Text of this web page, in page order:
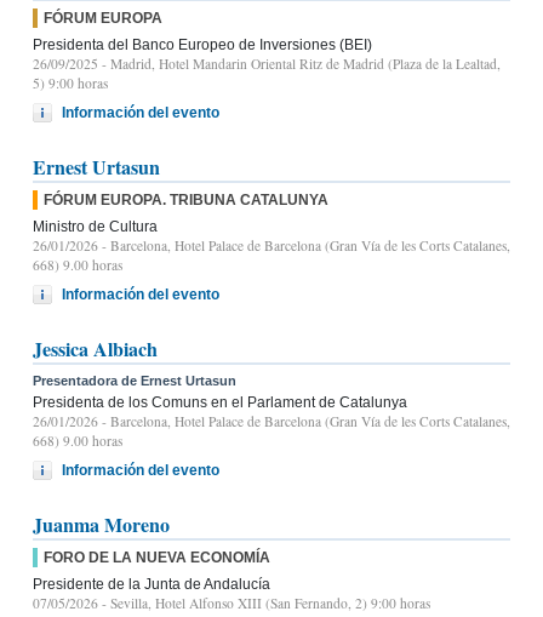
FÓRUM EUROPA
Presidenta del Banco Europeo de Inversiones (BEI)
26/09/2025 - Madrid, Hotel Mandarin Oriental Ritz de Madrid (Plaza de la Lealtad,
5) 9:00 horas
Información del evento
Ernest Urtasun
FÓRUM EUROPA. TRIBUNA CATALUNYA
Ministro de Cultura
26/01/2026 - Barcelona, Hotel Palace de Barcelona (Gran Vía de les Corts Catalanes,
668) 9.00 horas
Información del evento
Jessica Albiach
Presentadora de Ernest Urtasun
Presidenta de los Comuns en el Parlament de Catalunya
26/01/2026 - Barcelona, Hotel Palace de Barcelona (Gran Vía de les Corts Catalanes,
668) 9.00 horas
Información del evento
Juanma Moreno
FORO DE LA NUEVA ECONOMÍA
Presidente de la Junta de Andalucía
07/05/2026 - Sevilla, Hotel Alfonso XIII (San Fernando, 2) 9:00 horas